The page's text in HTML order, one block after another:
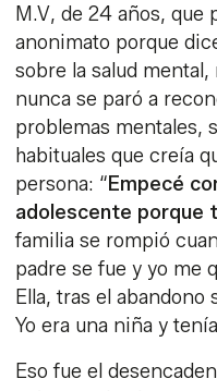
M.V, de 24 años, que
anonimato porque
sobre la salud
nunca se paró a
problemas mentales,
habituales que creía
persona: “Empecé
adolescente porque
familia se rompió
padre se fue y yo me
Ella, tras el
Yo era una niña y
Eso fue el